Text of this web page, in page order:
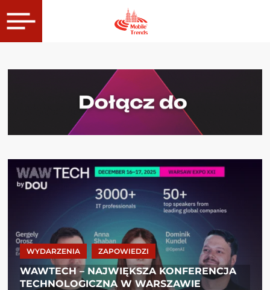
WYDARZENIA ZAPOWIEDZI
WAWTECH – NAJWIĘKSZA KONFERENCJA
TECHNOLOGICZNA W WARSZAWIE